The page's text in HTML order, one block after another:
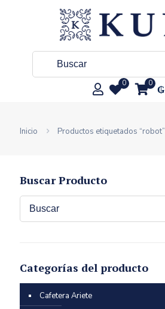
0 0 ₲
Inicio Productos etiquetados “robot”
Buscar Producto
Categorías del producto
Cafetera Ariete